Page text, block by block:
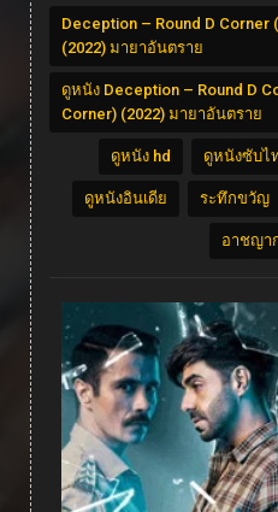
Deception – Round D Corner
(2022) มายาอันตราย
ดูหนัง Deception – Round D
Corner) (2022) มายาอันตราย
ดูหนัง hd ดูหนังซับไ
ดูหนังอินเดีย ระทึกขวัญ
อาชญา